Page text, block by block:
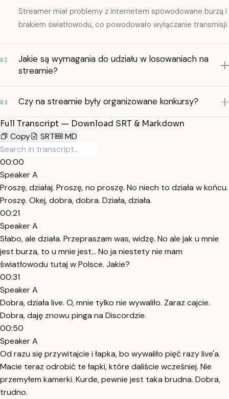
Streamer miał problemy z internetem spowodowane burzą i
brakiem światłowodu, co powodowało wyłączanie transmisji.
02
Jakie są wymagania do udziału w losowaniach na
streamie?
03 Czy na streamie były organizowane konkursy?
Full Transcript — Download SRT & Markdown
Copy
SRT MD
00:00
Speaker A
Proszę, działaj. Proszę, no proszę. No niech to działa w końcu.
Proszę. Okej, dobra, dobra. Działa, działa.
00:21
Speaker A
Słabo, ale działa. Przepraszam was, widzę. No ale jak u mnie
jest burza, to u mnie jest... No ja niestety nie mam
światłowodu tutaj w Polsce. Jakie?
00:31
Speaker A
Dobra, działa live. O, mnie tylko nie wywaliło. Zaraz cajcie.
Dobra, daję znowu pinga na Discordzie.
00:50
Speaker A
Od razu się przywitajcie i łapka, bo wywaliło pięć razy live'a.
Macie teraz odrobić te łapki, które daliście wcześniej. Nie
przemyłem kamerki. Kurde, pewnie jest taka brudna. Dobra,
trudno.